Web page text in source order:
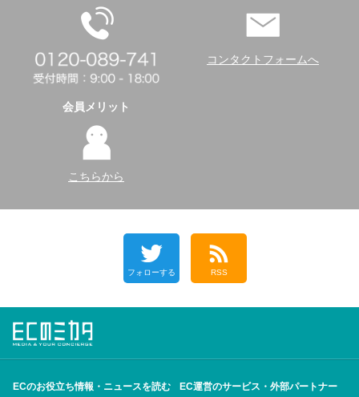
コンタクトフォームへ
会員メリット
こちらから
フォローする RSS
ECのお役立ち情報・ニュースを読む
EC運営のサービス・外部パートナー